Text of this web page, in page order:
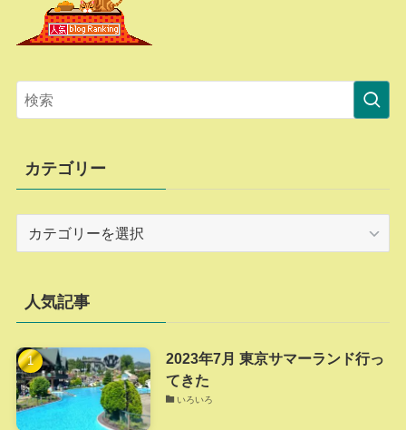
カテゴリー
ー
人気記事
2023年7月 東京サマーランド行っ
てきた
いろいろ